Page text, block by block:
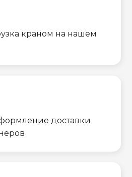
краном на нашем
доставки